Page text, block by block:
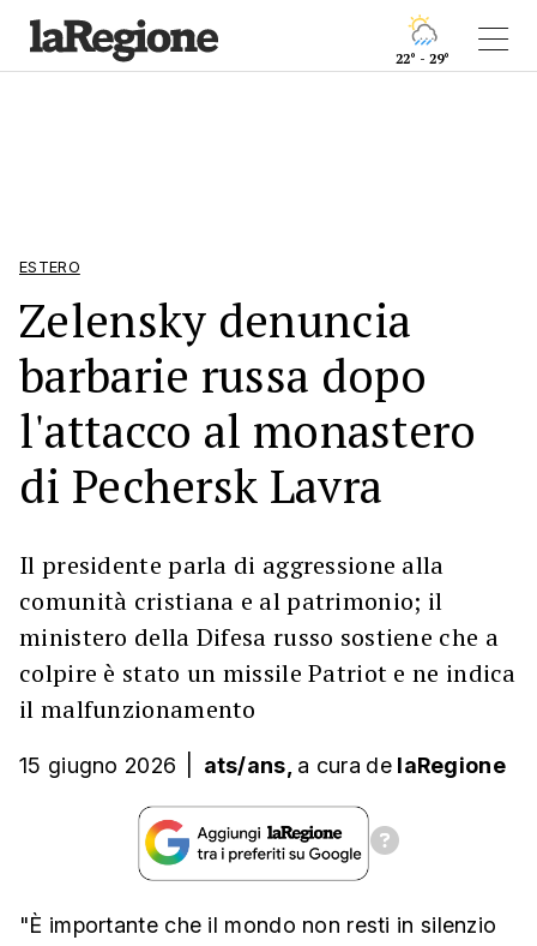
22° - 29°
ESTERO
Zelensky denuncia
barbarie russa dopo
l'attacco al monastero
di Pechersk Lavra
Il presidente parla di aggressione alla
comunità cristiana e al patrimonio; il
ministero della Difesa russo sostiene che a
colpire è stato un missile Patriot e ne indica
il malfunzionamento
15 giugno 2026 ats/ans, a cura de laRegione
"È importante che il mondo non resti in silenzio